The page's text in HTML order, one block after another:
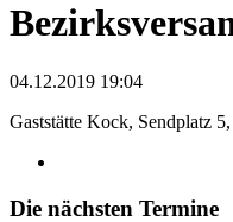
04.12.2019 19:04
Gaststätte Kock, Sendplatz
Die nächsten Termine